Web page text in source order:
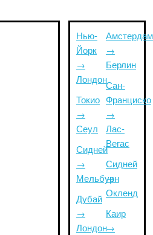
Нью-
Йорк
→
Лондон
Токио
→
Сеул
Сидней
→
Мельбурн
Дубай
→
Лондон
Амстердам
→
Берлин
Сан-
Франциско
→
Лас-
Вегас
Сидней
→
Окленд
Каир
→